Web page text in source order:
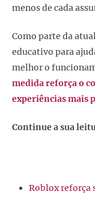
menos de cada
Como parte da
educativo para
melhor o
medida reforça o
experiências mais
Continue a sua
Roblox reforça